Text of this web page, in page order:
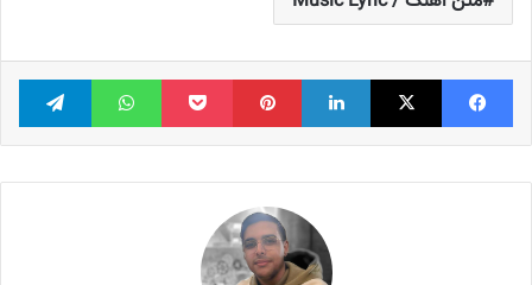
فیس بوک X لینکدین ‫پین‌ترست پاکت واتس آپ